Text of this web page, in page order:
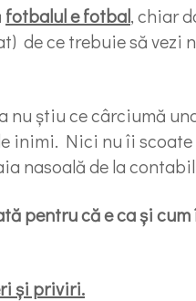
fotbalul e fotbal, chiar
de ce trebuie să vezi
nu știu ce cârciumă
inimi. Nici nu îi
nasoală de la
pentru că e ca și
și priviri.